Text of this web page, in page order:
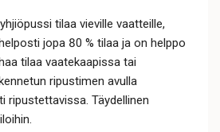
tilaa vieville vaatteille,
jopa 80 % tilaa ja on helppo
tilaa vaatekaapissa tai
ripustimen avulla
ripustettavissa. Täydellinen